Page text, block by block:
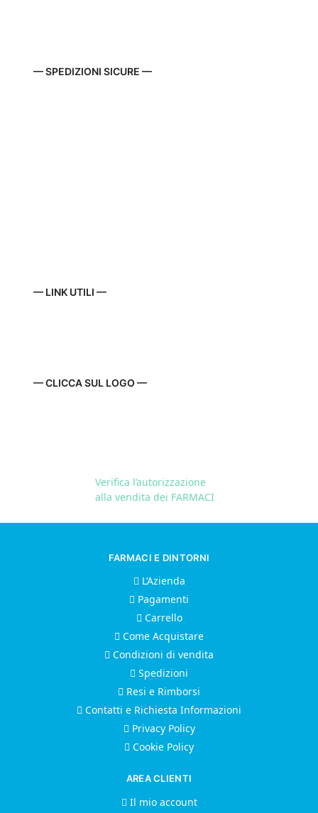
— SPEDIZIONI SICURE —
— LINK UTILI —
— CLICCA SUL LOGO —
Verifica l’autorizzazione
alla vendita dei FARMACI
FARMACI E DINTORNI
L’Azienda
Pagamenti
Carrello
Come Acquistare
Condizioni di vendita
Spedizioni
Resi e Rimborsi
Contatti e Richiesta Informazioni
Privacy Policy
Cookie Policy
AREA CLIENTI
Il mio account